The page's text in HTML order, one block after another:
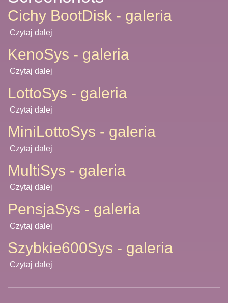
Cichy BootDisk - galeria
Czytaj dalej
KenoSys - galeria
Czytaj dalej
LottoSys - galeria
Czytaj dalej
MiniLottoSys - galeria
Czytaj dalej
MultiSys - galeria
Czytaj dalej
PensjaSys - galeria
Czytaj dalej
Szybkie600Sys - galeria
Czytaj dalej